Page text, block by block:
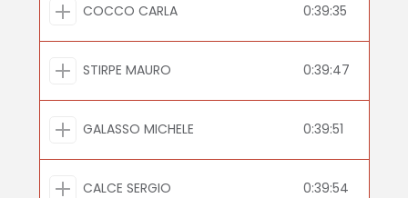
COCCO CARLA 0:39:35
STIRPE MAURO 0:39:47
GALASSO MICHELE 0:39:51
CALCE SERGIO 0:39:54